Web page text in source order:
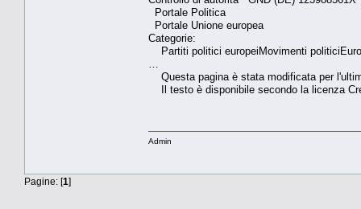
Portale Politica
Portale Unione europea
Categorie:
Partiti politici europeiMovimenti
Questa pagina è stata modificata per
Il testo è disponibile secondo la licenza
Admin
Pagine: [1]